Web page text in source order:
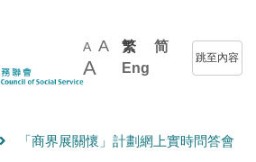
A A
A
繁
简
Eng
跳至內容
「商界展關懷」計劃網上實時問答會